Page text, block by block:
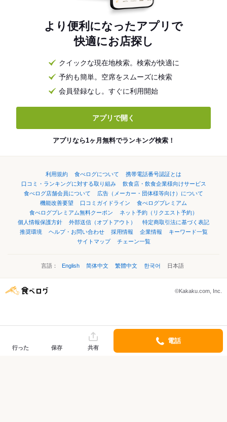
より便利になったアプリで
快適にお店探し
クイックな現在地検索。検索が快適に
予約も簡単。空席をスムーズに検索
会員登録なし。すぐに利用開始
アプリで開く
アプリなら1ヶ月無料でランキング検索！
利用規約 食べログについて
携帯電話番号認証とは
口コミ・ランキングに対する取り組み
飲食店・飲食企業様向けサービス
食べログ店舗会員について
広告（メーカー・団体様等向け）について
機能改善要望
口コミガイドライン
食べログプレミアム
食べログプレミアム無料クーポン
ネット予約（リクエスト予約）
個人情報保護方針
外部送信（オプトアウト）
特定商取引法に基づく表記
推奨環境
ヘルプ・お問い合わせ 採用情報 企業情報
キーワード一覧
サイトマップ
チェーン一覧
言語： English 简体中文 繁體中文 한국어 日本語
©Kakaku.com, Inc.
行った 保存 共有
電話